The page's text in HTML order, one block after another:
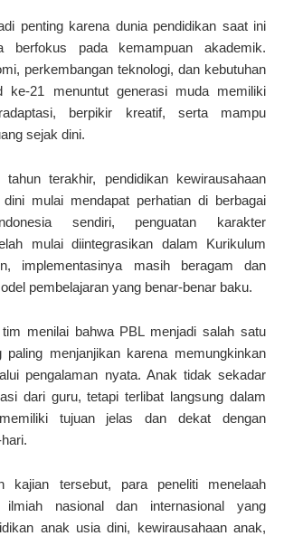
penting karena dunia pendidikan saat ini
berfokus pada kemampuan akademik.
perkembangan teknologi, dan kebutuhan
ke-21 menuntut generasi muda memiliki
berpikir kreatif, serta mampu
sejak dini.
tahun terakhir, pendidikan kewirausahaan
mulai mendapat perhatian di berbagai
sendiri, penguatan karakter
mulai diintegrasikan dalam Kurikulum
implementasinya masih beragam dan
pembelajaran yang benar-benar baku.
menilai bahwa PBL menjadi salah satu
paling menjanjikan karena memungkinkan
pengalaman nyata. Anak tidak sekadar
dari guru, tetapi terlibat langsung dalam
tujuan jelas dan dekat dengan
kajian tersebut, para peneliti menelaah
ilmiah nasional dan internasional yang
anak usia dini, kewirausahaan anak,